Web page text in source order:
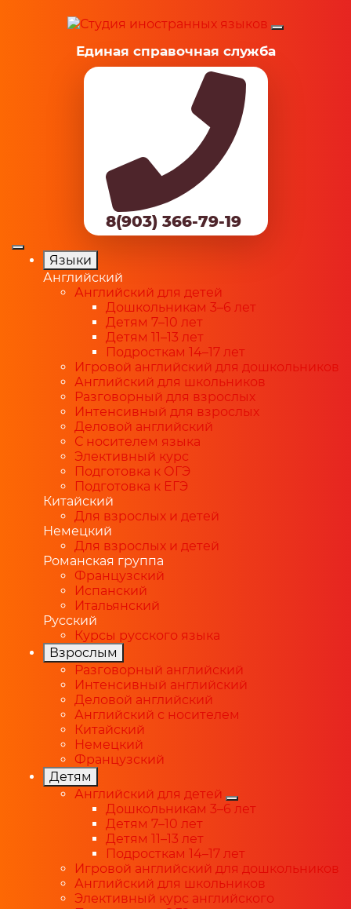
Единая справочная служба
8(903) 366-79-19
Языки
Английский
Английский для детей
Дошкольникам 3–6 лет
Детям 7–10 лет
Детям 11–13 лет
Подросткам 14–17 лет
Игровой английский для дошкольников
Английский для школьников
Разговорный для взрослых
Интенсивный для взрослых
Деловой английский
С носителем языка
Элективный курс
Подготовка к ОГЭ
Подготовка к ЕГЭ
Китайский
Для взрослых и детей
Немецкий
Для взрослых и детей
Романская группа
Французский
Испанский
Итальянский
Русский
Курсы русского языка
Взрослым
Разговорный английский
Интенсивный английский
Деловой английский
Английский с носителем
Китайский
Немецкий
Французский
Детям
Английский для детей
Дошкольникам 3–6 лет
Детям 7–10 лет
Детям 11–13 лет
Подросткам 14–17 лет
Игровой английский для дошкольников
Английский для школьников
Элективный курс английского